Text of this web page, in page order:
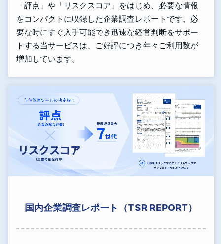
「評点」や「リスクスコア」をはじめ、必要な情報
をコンパクトに収録した企業調査レポートです。必
要な時にすぐ入手可能でき迅速な経営判断をサポー
トする当サービスは、ご好評につき年々ご利用数が
増加しています。
国内企業調査レポート（TSR REPORT）